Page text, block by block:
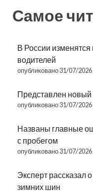
Самое
В России изменятся
водителей
опубликовано 31/07/2026
Представлен новый
опубликовано 31/07/2026
Названы главные
с пробегом
опубликовано 31/07/2026
Эксперт рассказал
зимних шин